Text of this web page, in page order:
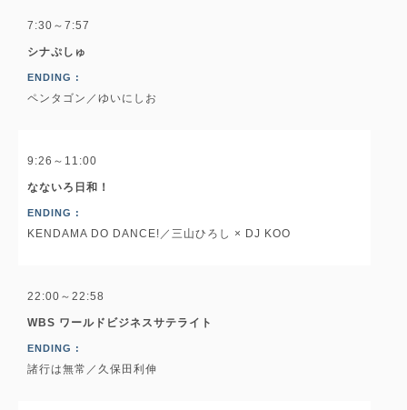
7:30～7:57
シナぷしゅ
ENDING :
ペンタゴン／ゆいにしお
9:26～11:00
なないろ日和！
ENDING :
KENDAMA DO DANCE!／三山ひろし × DJ KOO
22:00～22:58
WBS ワールドビジネスサテライト
ENDING :
諸行は無常／久保田利伸